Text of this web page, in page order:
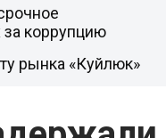
коррупцию
рынка «Куйлюк»